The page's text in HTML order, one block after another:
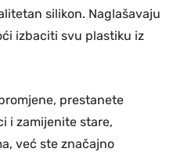
silikon. Naglašavaju
izbaciti svu plastiku iz
prestanete
i zamijenite stare,
već ste značajno